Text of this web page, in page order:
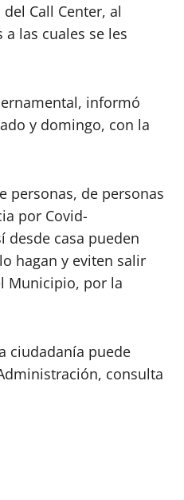
Call Center, al
las cuales se les
informó
y domingo, con la
personas, de personas
por Covid-
desde casa pueden
hagan y eviten salir
Municipio, por la
ciudadanía puede
consulta